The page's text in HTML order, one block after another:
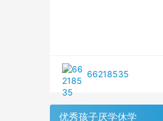
66218535
优秀孩子厌学休学